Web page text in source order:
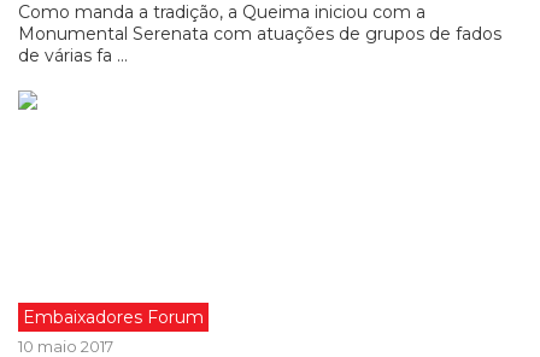
Como manda a tradição, a Queima iniciou com a
Monumental Serenata com atuações de grupos de fados
de várias fa ...
Embaixadores Forum
10 maio 2017